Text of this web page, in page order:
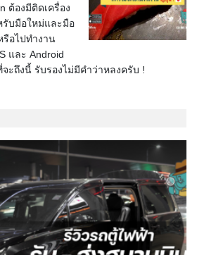
ต้องมีติดเครื่อง
รับมือใหม่และมือ
รือไปทำงาน
และ Android
ะถึงนี้ รับรองไม่มีคำว่าหลงครับ !